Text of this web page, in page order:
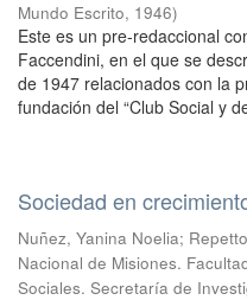
Mundo Escrito, 1946)
Este es un pre-redaccional
Faccendini, en el que se
de 1947 relacionados con la
fundación del “Club Social y
Sociedad en
Nuñez, Yanina Noelia;
Nacional de Misiones.
Sociales. Secretaría de